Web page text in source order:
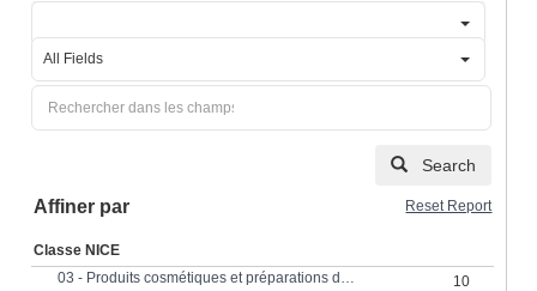
All Fields
Search
Affiner par Reset Report
Classe NICE
03 - Produits cosmétiques et préparations de toilette; préparations pour blanchir, nettoyer, polir et abraser.
10